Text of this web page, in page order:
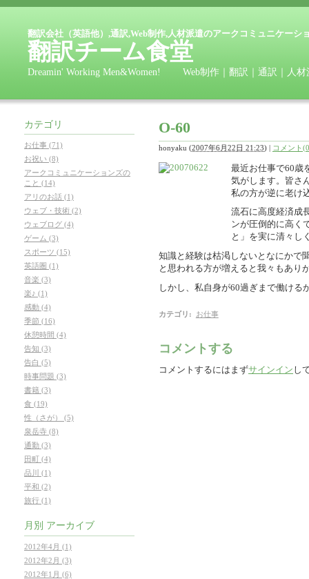
翻訳会社（英語他）,通訳,Web制作,人材派遣のアークコミュニケーシ
翻訳チーム食堂
Dreamin' Working Men&Women! Web制作｜翻訳｜通訳｜人
O-60
honyaku (2007年6月22日 21:23) | コメント
最近お仕事で60歳
気がします。皆さ
私の方が逆に老け
流石に高度経済成
ンが圧倒的に高く
と」を実に清々し
知識と経験は枯渇しないとなにかで
と思われる方が増えると我々もあり
しかし、私自身が60過ぎまで働ける
カテゴリ : お仕事
コメントする
コメントするにはまずサインイン し
カテゴリ
お仕事 (71)
お祝い (8)
アークコミュニケーションズの
こと (14)
アリのお話 (1)
ウェブ・技術 (2)
ウェブログ (4)
ゲーム (3)
スポーツ (15)
英語圏 (1)
音楽 (3)
楽♪ (1)
感動 (4)
季節 (16)
休憩時間 (4)
告知 (3)
告白 (5)
時事問題 (3)
書籍 (3)
食 (19)
性（さが） (5)
泉岳寺 (8)
通勤 (3)
田町 (4)
品川 (1)
平和 (2)
旅行 (1)
月別 アーカイブ
2012年4月 (1)
2012年2月 (3)
2012年1月 (6)